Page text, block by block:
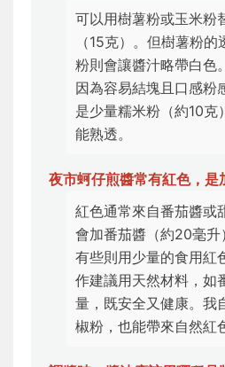
可以用樹薯粉或玉米粉
（15克）。但樹薯粉
粉則會讓醬汁略帶白色
因為容易結塊且口感粉
是少量糯米粉（約10克
能熟透。
夜市蚵仔煎醬常有紅色，是
紅色通常來自番茄醬或
會加番茄醬（約20毫升
有些則用少量的食用紅
作建議用天然材料，如
量，既安全又健康。我
椒粉，也能帶來自然紅